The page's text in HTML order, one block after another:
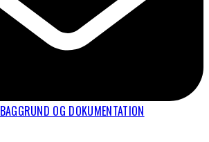
OG DOKUMENTATION